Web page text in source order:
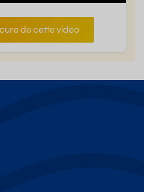
de cette video